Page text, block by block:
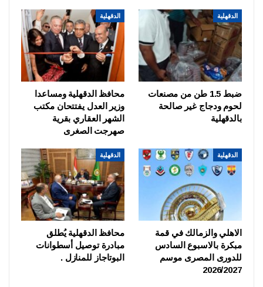
الدقهلية
ضبط 1.5 طن من مصنعات
لحوم ودجاج غير صالحة
بالدقهلية
الدقهلية
محافظ الدقهلية ومساعدا
وزير العدل يفتتحان مكتب
الشهر العقاري بقرية
صهرجت الصغرى
الدقهلية
الاهلي والزمالك في قمة
مبكرة بالاسبوع السادس
للدورى المصرى موسم
2026/2027
الدقهلية
محافظ الدقهلية يُطلق
مبادرة توصيل أسطوانات
البوتاجاز للمنازل .